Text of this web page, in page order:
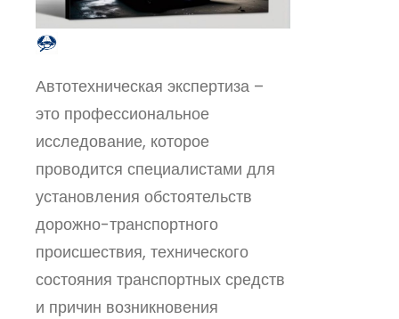
Автотехническая экспертиза –
это профессиональное
исследование, которое
проводится специалистами для
установления обстоятельств
дорожно-транспортного
происшествия, технического
состояния транспортных средств
и причин возникновения